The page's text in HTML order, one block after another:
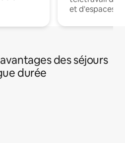
et d'espaces
des séjours
durée